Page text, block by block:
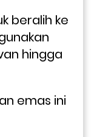
beralih ke
hingga
emas ini